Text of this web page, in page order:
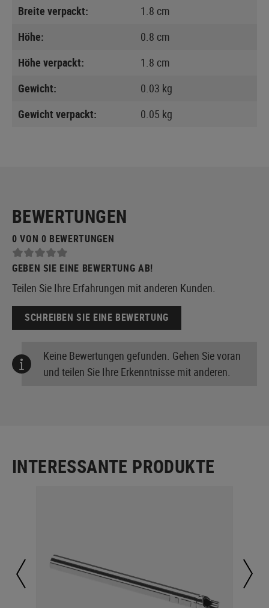
Breite verpackt:
1.8 cm
Höhe:
0.8 cm
Höhe verpackt:
1.8 cm
Gewicht:
0.03 kg
Gewicht verpackt:
0.05 kg
BEWERTUNGEN
0 VON 0 BEWERTUNGEN
GEBEN SIE EINE BEWERTUNG AB!
Teilen Sie Ihre Erfahrungen mit anderen Kunden.
SCHREIBEN SIE EINE BEWERTUNG
Keine Bewertungen gefunden. Gehen Sie voran
und teilen Sie Ihre Erkenntnisse mit anderen.
INTERESSANTE PRODUKTE